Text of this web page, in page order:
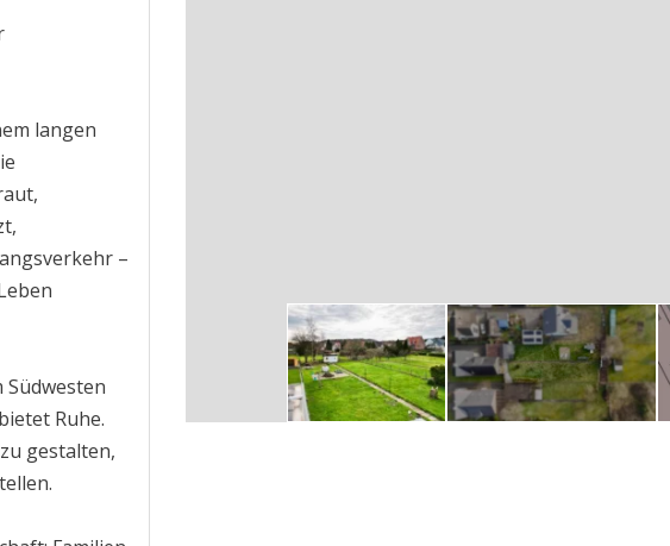
langen
–
Südwesten
Ruhe.
gestalten,